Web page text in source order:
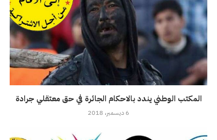
المكتب الوطني يندد بالاحكام الجائرة في حق معتقلي جرادة
6 ديسمبر، 2018